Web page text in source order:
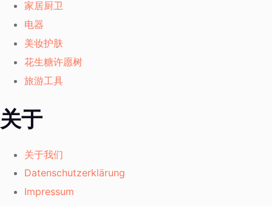
家居厨卫
电器
美妆护肤
花生糖许愿树
旅游工具
关于
关于我们
Datenschutzerklärung
Impressum